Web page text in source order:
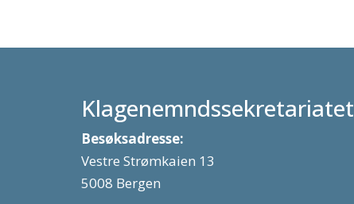
Klagenemndssekretariatet
Besøksadresse:
Vestre Strømkaien 13
5008 Bergen